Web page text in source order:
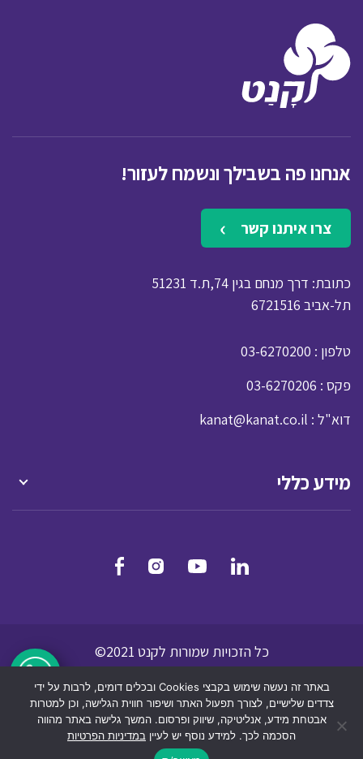
אנחנו פה בשבילך ונשמח לעזור!
צרו איתנו קשר
כתובת: דרך מנחם בגין 74,ת.ד 51231
תל-אביב 6721516
03-6270200
: טלפון
03-6270206 : פקס
kanat@kanat.co.il : דוא"ל
מידע כללי
כל הזכויות שמורות לקנט 2021©
מדיניות הפרטיות
תנאי שמוש לאתר אינטרנט
הצהרת נגישות
dooble
באתר זה נעשה שימוש בקבצי Cookies ובכלים דומים, לרבות על ידי
צדדים שלישיים, לצורך תפעול האתר ושיפור חווית הגלישה, וכן למטרות
אבטחת מידע, אנליטיקה, שיווק ופרסום. המשך גלישה באתר מהווה
הסכמה לכך. למידע נוסף יש לעיין במדיניות הפרטיות